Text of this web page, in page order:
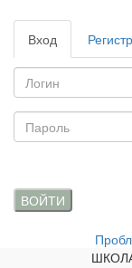
Вход
ВОЙТИ